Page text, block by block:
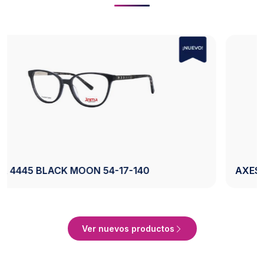
AXESS 2742 BLACK 50-20-140
Ver nuevos productos